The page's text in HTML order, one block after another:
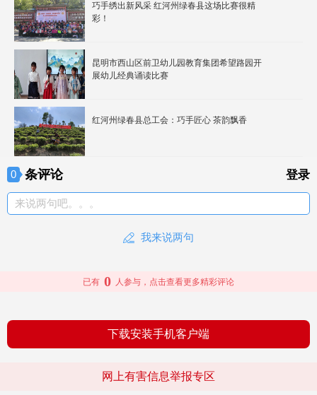
巧手绣出新风采 红河州绿春县这场比赛很精
彩！
昆明市西山区前卫幼儿园教育集团希望路园开
展幼儿经典诵读比赛
红河州绿春县总工会：巧手匠心 茶韵飘香
0 条评论 登录
来说两句吧。。。
我来说两句
已有 0 人参与，点击查看更多精彩评论
下载安装手机客户端
网上有害信息举报专区